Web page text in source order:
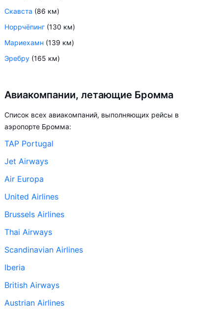
Скавста (86 км)
Норрчёпинг (130 км)
Мариехамн (139 км)
Эребру (165 км)
Авиакомпании, летающие Бромма
Список всех авиакомпаний, выполняющих рейсы в
аэропорте Бромма:
TAP Portugal
Jet Airways
Air Europa
United Airlines
Brussels Airlines
Thai Airways
Scandinavian Airlines
Iberia
British Airways
Austrian Airlines